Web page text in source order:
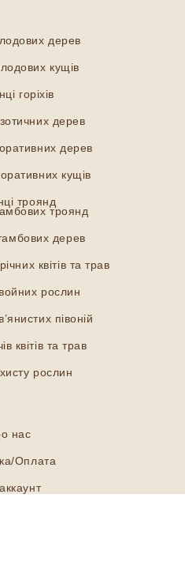
дерев
кущів
горіхів
дерев
дерев
кущів
троянд
троянд
дерев
квітів та трав
рослин
півоній
квітів та трав
рослин
нас
Оплата